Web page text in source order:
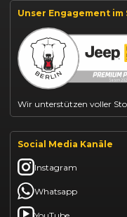
Suzuki Swift finanzieren
BYD Dolphin finanzieren
Kia Ceed finanzieren
Kia Sportage leasen
Mazda CX-30 finanzieren
Citroën C3 leasen
Unser Engagement im
Wir unterstützen voller
Social Media Kanäle
Instagram
Whatsapp